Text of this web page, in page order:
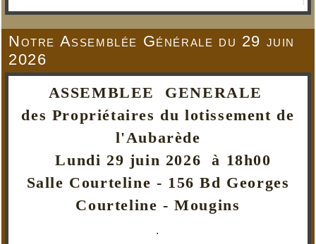
Notre Assemblée Générale du 29 juin
2026
ASSEMBLEE GENERALE
des Propriétaires du lotissement de
l'Aubarède
Lundi 29 juin 2026 à 18h00
Salle Courteline - 156 Bd Georges
Courteline - Mougins
.